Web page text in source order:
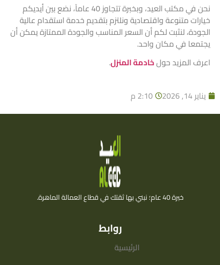
نحن في مكتب العيد، وبخبرة تتجاوز 40 عاماً، نضع بين أيديكم
خيارات متنوعة واقتصادية ونلتزم بتقديم خدمة استقدام عالية
الجودة، لنثبت لكم أن السعر المناسب والجودة الممتازة يمكن أن
يجتمعا في مكان واحد.
اعرف المزيد حولخادمة المنزل.
يناير 14, 2026 2:10 م
خبرة 40 عام؛ نبني بها ثقتك في قطاع العمالة الماهرة.
روابط
الرئيسية